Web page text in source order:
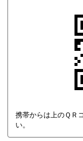
携帯からは上のＱＲ
い。